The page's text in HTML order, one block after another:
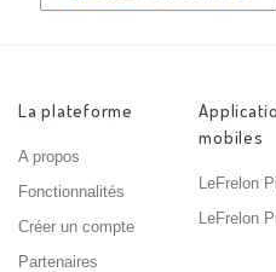
La plateforme
A propos
Fonctionnalités
Créer un compte
Partenaires
mobiles
LeFrelon
LeFrelon